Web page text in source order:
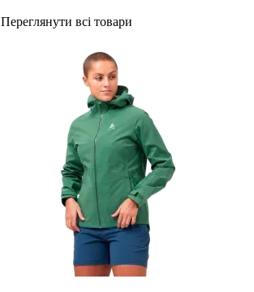
Переглянути всі товари